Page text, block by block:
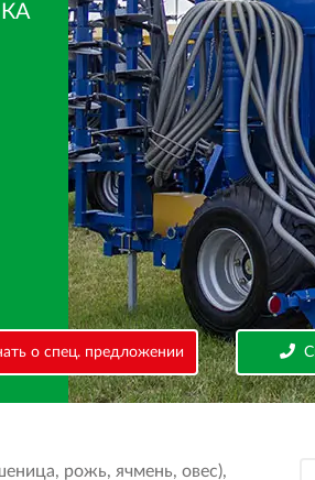
о спец. предложении
о спец. предложении
рожь, ячмень, овес),